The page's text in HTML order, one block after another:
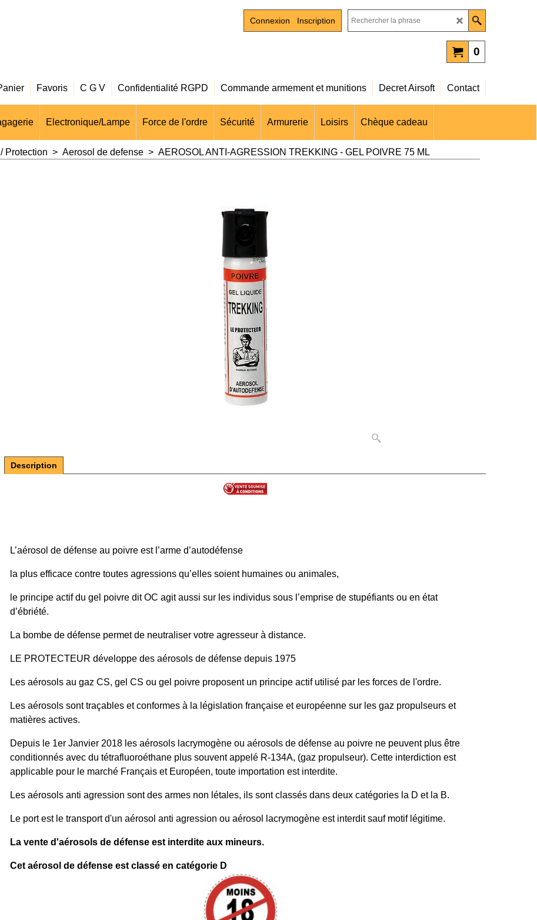
Connexion Inscription
0
Favoris C G V Confidentialité RGPD Commande armement et munitions Decret Airsoft Contact
Electronique/Lampe Force de l'ordre Sécurité Armurerie Loisirs Chèque cadeau
Protection > Aerosol de defense > AEROSOL ANTI-AGRESSION TREKKING - GEL POIVRE 75 ML
Description
L’aérosol de défense au poivre est l’arme d’autodéfense
la plus efficace contre toutes agressions qu’elles soient humaines ou animales,
le principe actif du gel poivre dit OC agit aussi sur les individus sous l’emprise de stupéfiants ou en état
d’ébriété.
La bombe de défense permet de neutraliser votre agresseur à distance.
LE PROTECTEUR développe des aérosols de défense depuis 1975
Les aérosols au gaz CS, gel CS ou gel poivre proposent un principe actif utilisé par les forces de l'ordre.
Les aérosols sont traçables et conformes à la législation française et européenne sur les gaz propulseurs et
matières actives.
Depuis le 1er Janvier 2018 les aérosols lacrymogène ou aérosols de défense au poivre ne peuvent plus être
conditionnés avec du tétrafluoroéthane plus souvent appelé R-134A, (gaz propulseur). Cette interdiction est
applicable pour le marché Français et Européen, toute importation est interdite.
Les aérosols anti agression sont des armes non létales, ils sont classés dans deux catégories la D et la B.
Le port est le transport d'un aérosol anti agression ou aérosol lacrymogène est interdit sauf motif légitime.
La vente d'aérosols de défense est interdite aux mineurs.
Cet aérosol de défense est classé en catégorie D